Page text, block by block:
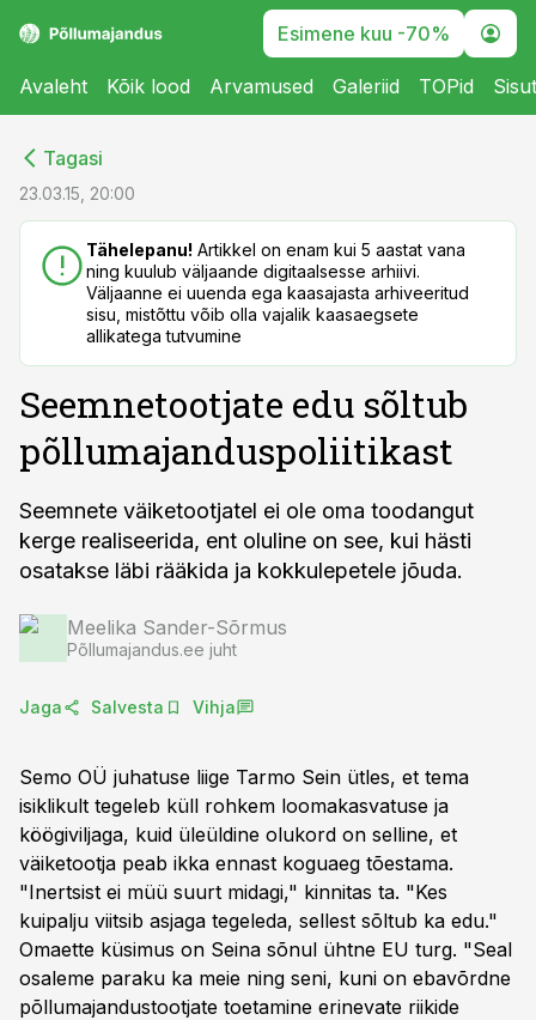
Esimene kuu -70%
Avaleht Kõik lood Arvamused Galeriid TOPid
Tagasi
23.03.15, 20:00
Tähelepanu! Artikkel on enam kui 5 aastat vana
ning kuulub väljaande digitaalsesse arhiivi.
Väljaanne ei uuenda ega kaasajasta arhiveeritud
sisu, mistõttu võib olla vajalik kaasaegsete
allikatega tutvumine
Seemnetootjate edu sõltub
põllumajanduspoliitikast
Seemnete väiketootjatel ei ole oma toodangut
kerge realiseerida, ent oluline on see, kui hästi
osatakse läbi rääkida ja kokkulepetele jõuda.
Meelika Sander-Sõrmus
Põllumajandus.ee juht
Jaga Salvesta Vihja
Semo OÜ juhatuse liige Tarmo Sein ütles, et tema
isiklikult tegeleb küll rohkem loomakasvatuse ja
köögiviljaga, kuid üleüldine olukord on selline, et
väiketootja peab ikka ennast koguaeg tõestama.
"Inertsist ei müü suurt midagi," kinnitas ta. "Kes
kuipalju viitsib asjaga tegeleda, sellest sõltub ka edu."
Omaette küsimus on Seina sõnul ühtne EU turg. "Seal
osaleme paraku ka meie ning seni, kuni on ebavõrdne
põllumajandustootjate toetamine erinevate riikide